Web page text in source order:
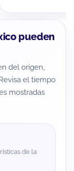
pueden
del origen,
el tiempo
mostradas
de la